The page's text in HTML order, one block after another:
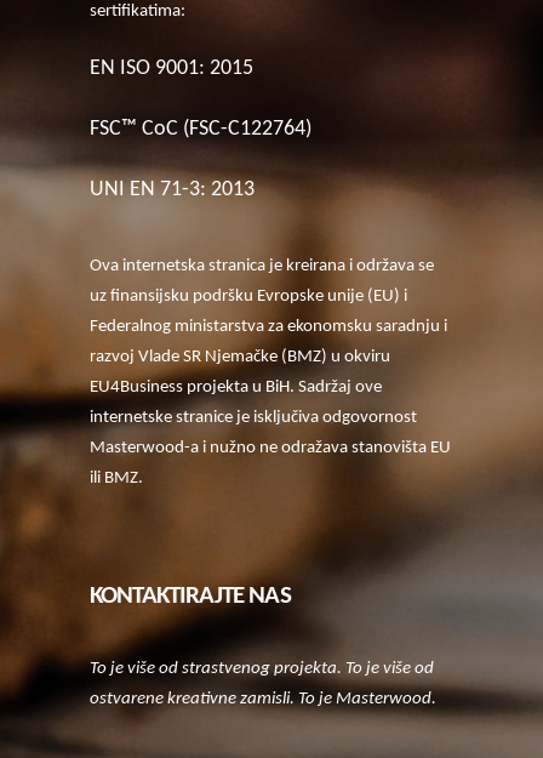
sertifikatima:
EN ISO 9001: 2015
FSC™ CoC (FSC-C122764)
UNI EN 71-3: 2013
Ova internetska stranica je kreirana i održava se
uz finansijsku podršku Evropske unije (EU) i
Federalnog ministarstva za ekonomsku saradnju i
razvoj Vlade SR Njemačke (BMZ) u okviru
EU4Business projekta u BiH. Sadržaj ove
internetske stranice je isključiva odgovornost
Masterwood-a i nužno ne odražava stanovišta EU
ili BMZ.
KONTAKTIRAJTE NAS
To je više od strastvenog projekta. To je više od
ostvarene kreativne zamisli. To je Masterwood.